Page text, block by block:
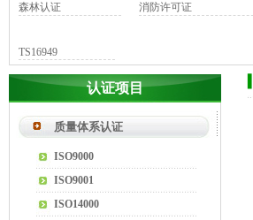
森林认证 消防许可证
TS16949
认证项目
质量体系认证
ISO9000
ISO9001
ISO14000